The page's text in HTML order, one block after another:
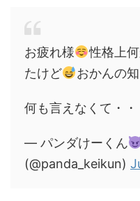
お疲れ様
性格上
たけど
おかんの
何も言えなくて・・
— パンダけーくん
(@panda_keikun)